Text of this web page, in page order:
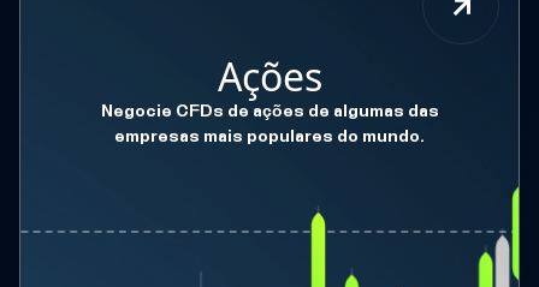
Ações
Negocie CFDs de ações de algumas das
empresas mais populares do mundo.